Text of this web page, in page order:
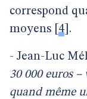
correspond
moyens 4 .
- Jean-Luc
30 000 euros
quand même